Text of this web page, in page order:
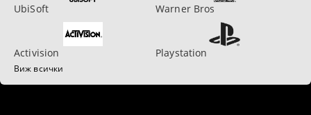
UbiSoft Warner Bros
Activision Playstation
Виж всички